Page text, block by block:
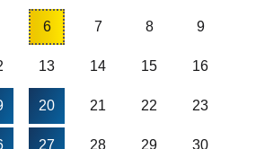
6 7 8 9
13 14 15 16
20 21 22 23
27 28 29 30